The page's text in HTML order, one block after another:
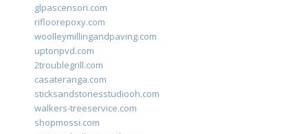
glpascensori.com
rifloorepoxy.com
woolleymillingandpaving.com
uptonpvd.com
2troublegrill.com
casateranga.com
sticksandstonesstudiooh.com
walkers-treeservice.com
shopmossi.com